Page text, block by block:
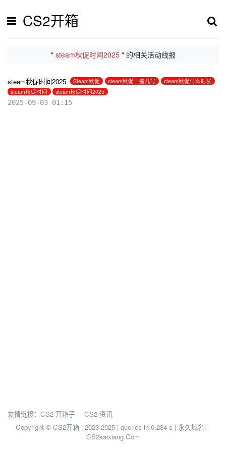
CS2开箱
"steam秋促时间2025 " 的相关活动线报
steam秋促时间2025 Steam秋促 steam秋促一般几号
steam秋促什么时候
steam秋促时间
steam秋促时间2025
2025-09-03 01:15
友情链接： CS2 开箱子
CS2 资讯
Copyright © CS2开箱 | 2023-2025 | queries in 0.284 s | 永久域名：
CS2kaixiang.Com